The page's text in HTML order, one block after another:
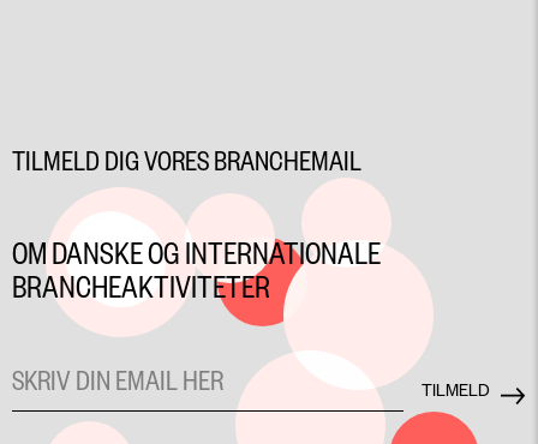
TILMELD DIG VORES BRANCHEMAIL
OM DANSKE OG INTERNATIONALE
BRANCHEAKTIVITETER